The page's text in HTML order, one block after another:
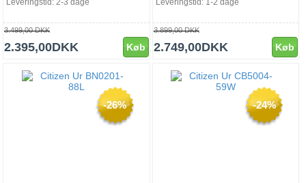
Leveringstid: 2-3 dage
3.499,00 DKK
2.395,00DKK Køb
Leveringstid: 1-2 dage
3.899,00 DKK
2.749,00DKK Køb
-26% -24%